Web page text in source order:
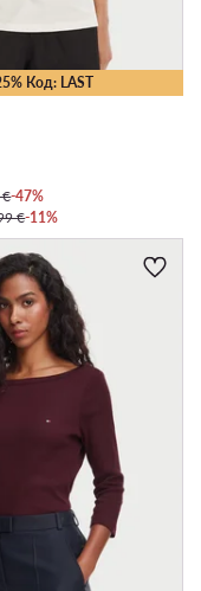
Код: LAST
€-47%
€-11%